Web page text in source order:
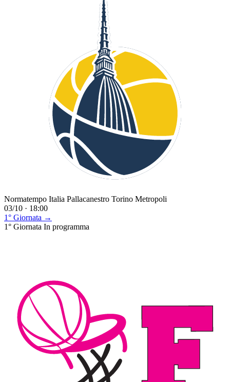
Normatempo Italia Pallacanestro Torino Metropoli
03/10 · 18:00
1° Giornata →
1° Giornata In programma